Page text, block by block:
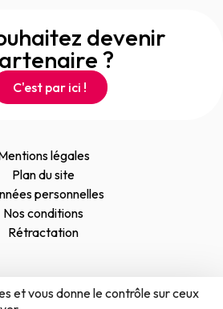
devenir
?
C'est par ici !
légales
Plan du site
personnelles
Nos conditions
Rétractation
et vous donne le contrôle sur ceux